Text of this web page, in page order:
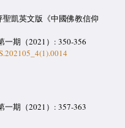
凱英文版《中國佛教信仰
一期（2021）: 350-356
一期（2021）: 357-363